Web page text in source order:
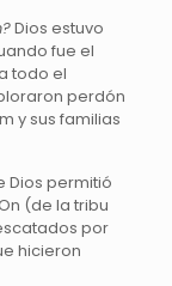
Dios estuvo
fue el
todo el
perdón
y sus familias
Dios permitió
(de la tribu
por
hicieron